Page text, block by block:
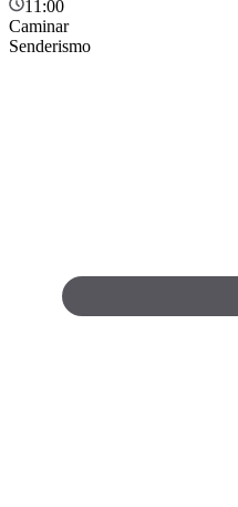
11:00
Caminar
Senderismo